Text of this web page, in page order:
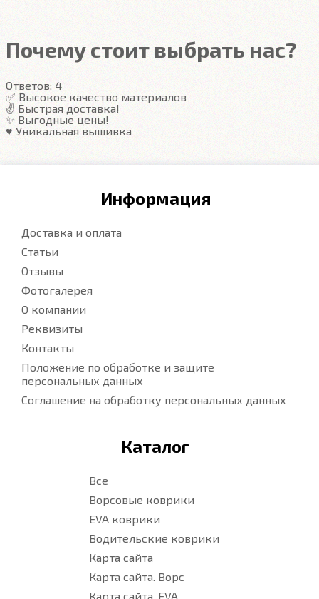
Гарантия
Подробнее
Почему стоит выбрать нас?
Ответов: 4
✅ Высокое качество материалов
✌️ Быстрая доставка!
✨ Выгодные цены!
♥️ Уникальная вышивка
Информация
Доставка и оплата
Статьи
Отзывы
Фотогалерея
О компании
Реквизиты
Контакты
Положение по обработке и защите
персональных данных
Соглашение на обработку персональных данных
Каталог
Все
Ворсовые коврики
EVA коврики
Водительские коврики
Карта сайта
Карта сайта. Ворс
Карта сайта. EVA